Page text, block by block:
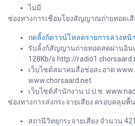
ไม่มี
ช่องทางการเชื่อมโยงสัญญาณถ่ายทอดเสี
กดลิ้งก์ดาวน์โหลดรายการล่วงหน้
รับลิ้งก์สัญญานถ่ายทอดสดผ่านอินเ
128Kb/s http://
เว็บไซต์สมาคมสื่อช่อสะอาด
www.chorsaard.net
เว็บไซต์สำนักงาน ป.ป.ช.
ช่องทางการส่งกระจายเสียง ครอบคลุมพื้
สถานีวิทยุกระจายเสียง จำนวน